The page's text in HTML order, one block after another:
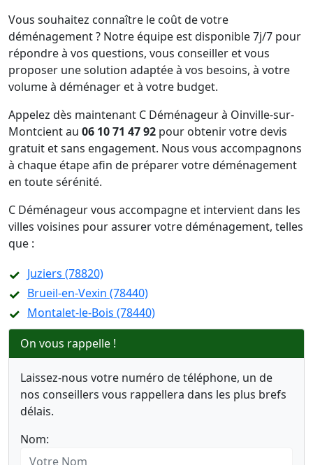
Vous souhaitez connaître le coût de votre
déménagement ? Notre équipe est disponible 7j/7 pour
répondre à vos questions, vous conseiller et vous
proposer une solution adaptée à vos besoins, à votre
volume à déménager et à votre budget.
Appelez dès maintenant C Déménageur à Oinville-sur-
Montcient au 06 10 71 47 92 pour obtenir votre devis
gratuit et sans engagement. Nous vous accompagnons
à chaque étape afin de préparer votre déménagement
en toute sérénité.
C Déménageur vous accompagne et intervient dans les
villes voisines pour assurer votre déménagement, telles
que :
Juziers (78820)
Brueil-en-Vexin (78440)
Montalet-le-Bois (78440)
On vous rappelle !
Laissez-nous votre numéro de téléphone, un de
nos conseillers vous rappellera dans les plus brefs
délais.
Nom: